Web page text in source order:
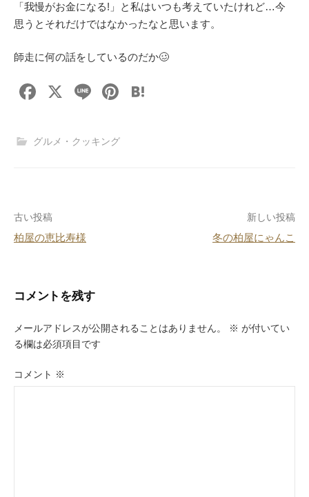
「我慢がお金になる!」と私はいつも考えていたけれど…今
思うとそれだけではなかったなと思います。
師走に何の話をしているのだか🥴
F
c
o
k
X
Li
e
Pi
グルメ・クッキング
投
稿
ビ
ゲ
ー
シ
古い投稿
柏屋の恵比寿様
新しい投稿
冬の柏屋にゃんこ
コメントを残す
メールアドレスが公開されることはありません。 ※ が付いてい
る欄は必須項目です
コメント ※